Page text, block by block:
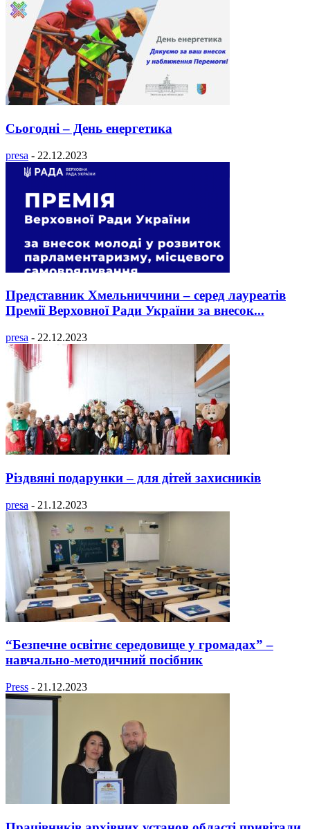
Сьогодні – День енергетика
presa - 22.12.2023
Представник Хмельниччини – серед лауреатів
Премії Верховної Ради України за внесок...
presa - 22.12.2023
Різдвяні подарунки – для дітей захисників
presa - 21.12.2023
“Безпечне освітнє середовище у громадах” –
навчально-методичний посібник
Press - 21.12.2023